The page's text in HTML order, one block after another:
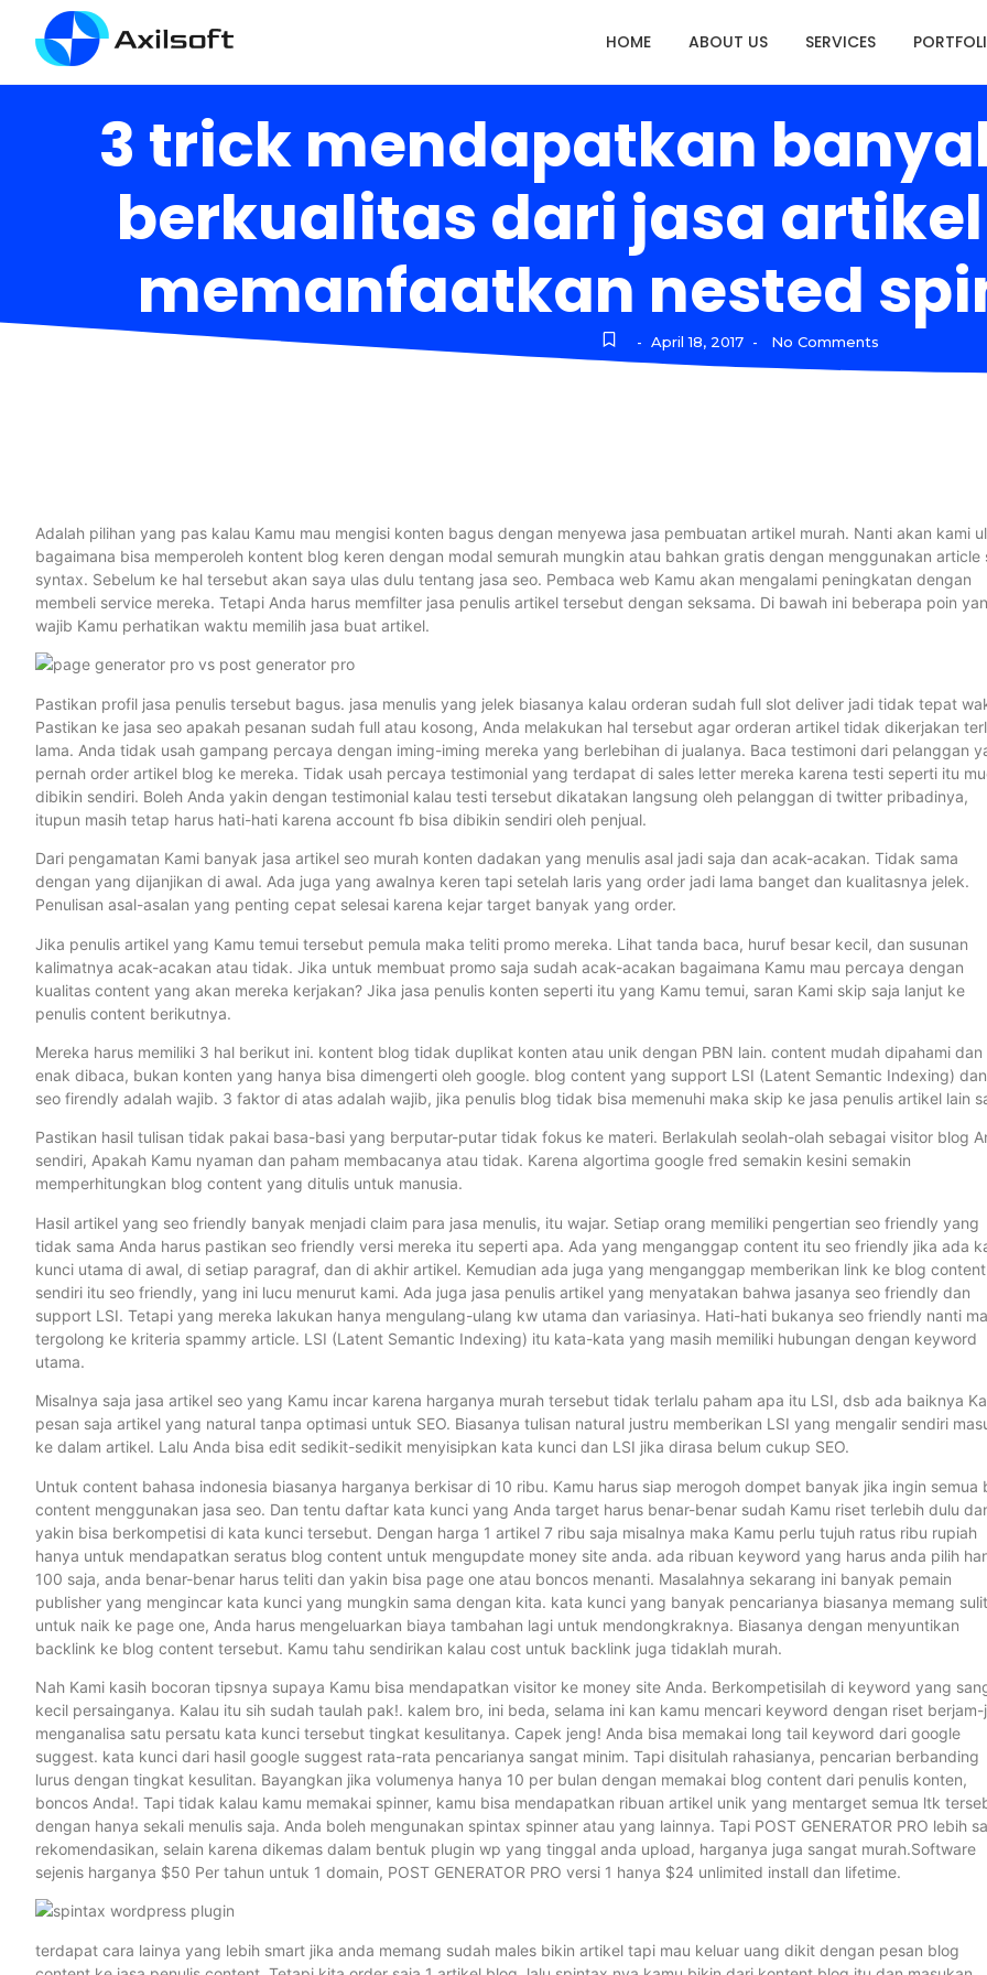
HOME ABOUT US SERVICES
3 trick mendapatkan
berkualitas dari jasa
memanfaatkan nested
- April 18, 2017 - No Comments
Adalah pilihan yang pas kalau Kamu mau mengisi konten bagus dengan menyewa jasa pembuatan artikel murah. Nanti akan kami
bagaimana bisa memperoleh kontent blog keren dengan modal semurah mungkin atau bahkan gratis dengan menggunakan article
syntax. Sebelum ke hal tersebut akan saya ulas dulu tentang jasa seo. Pembaca web Kamu akan mengalami peningkatan dengan
membeli service mereka. Tetapi Anda harus memfilter jasa penulis artikel tersebut dengan seksama. Di bawah ini beberapa poin
wajib Kamu perhatikan waktu memilih jasa buat artikel.
Pastikan profil jasa penulis tersebut bagus. jasa menulis yang jelek biasanya kalau orderan sudah full slot deliver jadi tidak tepat
Pastikan ke jasa seo apakah pesanan sudah full atau kosong, Anda melakukan hal tersebut agar orderan artikel tidak dikerjakan
lama. Anda tidak usah gampang percaya dengan iming-iming mereka yang berlebihan di jualanya. Baca testimoni dari pelanggan
pernah order artikel blog ke mereka. Tidak usah percaya testimonial yang terdapat di sales letter mereka karena testi seperti itu
dibikin sendiri. Boleh Anda yakin dengan testimonial kalau testi tersebut dikatakan langsung oleh pelanggan di twitter pribadinya,
itupun masih tetap harus hati-hati karena account fb bisa dibikin sendiri oleh penjual.
Dari pengamatan Kami banyak jasa artikel seo murah konten dadakan yang menulis asal jadi saja dan acak-acakan. Tidak sama
dengan yang dijanjikan di awal. Ada juga yang awalnya keren tapi setelah laris yang order jadi lama banget dan kualitasnya jelek.
Penulisan asal-asalan yang penting cepat selesai karena kejar target banyak yang order.
Jika penulis artikel yang Kamu temui tersebut pemula maka teliti promo mereka. Lihat tanda baca, huruf besar kecil, dan susunan
kalimatnya acak-acakan atau tidak. Jika untuk membuat promo saja sudah acak-acakan bagaimana Kamu mau percaya dengan
kualitas content yang akan mereka kerjakan? Jika jasa penulis konten seperti itu yang Kamu temui, saran Kami skip saja lanjut ke
penulis content berikutnya.
Mereka harus memiliki 3 hal berikut ini. kontent blog tidak duplikat konten atau unik dengan PBN lain. content mudah dipahami dan
enak dibaca, bukan konten yang hanya bisa dimengerti oleh google. blog content yang support LSI (Latent Semantic Indexing) dan
seo firendly adalah wajib. 3 faktor di atas adalah wajib, jika penulis blog tidak bisa memenuhi maka skip ke jasa penulis artikel lain
Pastikan hasil tulisan tidak pakai basa-basi yang berputar-putar tidak fokus ke materi. Berlakulah seolah-olah sebagai visitor blog
sendiri, Apakah Kamu nyaman dan paham membacanya atau tidak. Karena algortima google fred semakin kesini semakin
memperhitungkan blog content yang ditulis untuk manusia.
Hasil artikel yang seo friendly banyak menjadi claim para jasa menulis, itu wajar. Setiap orang memiliki pengertian seo friendly yang
tidak sama Anda harus pastikan seo friendly versi mereka itu seperti apa. Ada yang menganggap content itu seo friendly jika ada
kunci utama di awal, di setiap paragraf, dan di akhir artikel. Kemudian ada juga yang menganggap memberikan link ke blog content
sendiri itu seo friendly, yang ini lucu menurut kami. Ada juga jasa penulis artikel yang menyatakan bahwa jasanya seo friendly dan
support LSI. Tetapi yang mereka lakukan hanya mengulang-ulang kw utama dan variasinya. Hati-hati bukanya seo friendly nanti
tergolong ke kriteria spammy article. LSI (Latent Semantic Indexing) itu kata-kata yang masih memiliki hubungan dengan keyword
utama.
Misalnya saja jasa artikel seo yang Kamu incar karena harganya murah tersebut tidak terlalu paham apa itu LSI, dsb ada baiknya
pesan saja artikel yang natural tanpa optimasi untuk SEO. Biasanya tulisan natural justru memberikan LSI yang mengalir sendiri
ke dalam artikel. Lalu Anda bisa edit sedikit-sedikit menyisipkan kata kunci dan LSI jika dirasa belum cukup SEO.
Untuk content bahasa indonesia biasanya harganya berkisar di 10 ribu. Kamu harus siap merogoh dompet banyak jika ingin semua
content menggunakan jasa seo. Dan tentu daftar kata kunci yang Anda target harus benar-benar sudah Kamu riset terlebih dulu
yakin bisa berkompetisi di kata kunci tersebut. Dengan harga 1 artikel 7 ribu saja misalnya maka Kamu perlu tujuh ratus ribu rupiah
hanya untuk mendapatkan seratus blog content untuk mengupdate money site anda. ada ribuan keyword yang harus anda pilih
100 saja, anda benar-benar harus teliti dan yakin bisa page one atau boncos menanti. Masalahnya sekarang ini banyak pemain
publisher yang mengincar kata kunci yang mungkin sama dengan kita. kata kunci yang banyak pencarianya biasanya memang sulit
untuk naik ke page one, Anda harus mengeluarkan biaya tambahan lagi untuk mendongkraknya. Biasanya dengan menyuntikan
backlink ke blog content tersebut. Kamu tahu sendirikan kalau cost untuk backlink juga tidaklah murah.
Nah Kami kasih bocoran tipsnya supaya Kamu bisa mendapatkan visitor ke money site Anda. Berkompetisilah di keyword yang
kecil persainganya. Kalau itu sih sudah taulah pak!. kalem bro, ini beda, selama ini kan kamu mencari keyword dengan riset berjam-
menganalisa satu persatu kata kunci tersebut tingkat kesulitanya. Capek jeng! Anda bisa memakai long tail keyword dari google
suggest. kata kunci dari hasil google suggest rata-rata pencarianya sangat minim. Tapi disitulah rahasianya, pencarian berbanding
lurus dengan tingkat kesulitan. Bayangkan jika volumenya hanya 10 per bulan dengan memakai blog content dari penulis konten,
boncos Anda!. Tapi tidak kalau kamu memakai spinner, kamu bisa mendapatkan ribuan artikel unik yang mentarget semua ltk
dengan hanya sekali menulis saja. Anda boleh mengunakan spintax spinner atau yang lainnya. Tapi POST GENERATOR PRO lebih
rekomendasikan, selain karena dikemas dalam bentuk plugin wp yang tinggal anda upload, harganya juga sangat murah.Software
sejenis harganya $50 Per tahun untuk 1 domain, POST GENERATOR PRO versi 1 hanya $24 unlimited install dan lifetime.
terdapat cara lainya yang lebih smart jika anda memang sudah males bikin artikel tapi mau keluar uang dikit dengan pesan blog